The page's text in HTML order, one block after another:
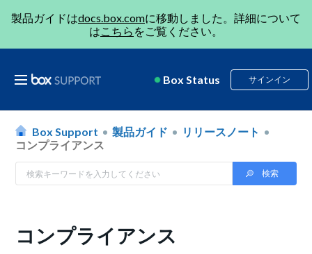
製品ガイドはdocs.box.comに移動しました。詳細について
はこちら をご覧ください。
Box Status サインイン
Box Support 製品ガイド
リリースノート
コンプライアンス
コンプライアンス